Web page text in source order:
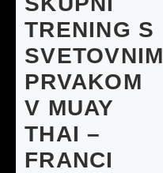
TRENING S
SVETOVNIM
PRVAKOM
V MUAY
THAI –
FRANCI